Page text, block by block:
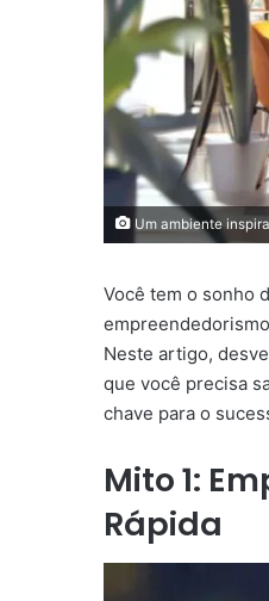
Um ambiente
Você tem o sonho
Neste artigo,
que você precisa
chave para o
Mito 1:
Rápida